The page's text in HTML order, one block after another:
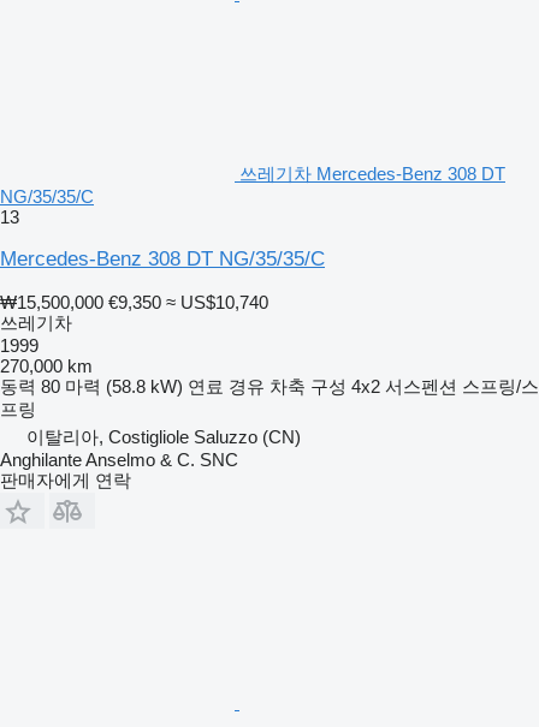
쓰레기차 Mercedes-Benz 308 DT
NG/35/35/C
13
Mercedes-Benz 308 DT NG/35/35/C
₩15,500,000 €9,350 ≈ US$10,740
쓰레기차
1999
270,000 km
동력 80 마력 (58.8 kW) 연료 경유 차축 구성 4x2 서스펜션 스프링/스
프링
이탈리아, Costigliole Saluzzo (CN)
Anghilante Anselmo & C. SNC
판매자에게 연락